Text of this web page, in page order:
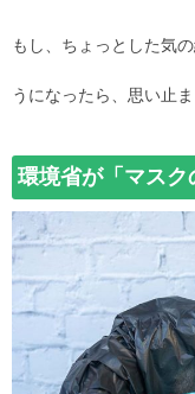
もし、ちょっとした気
うになったら、思い止
環境省が「マスク